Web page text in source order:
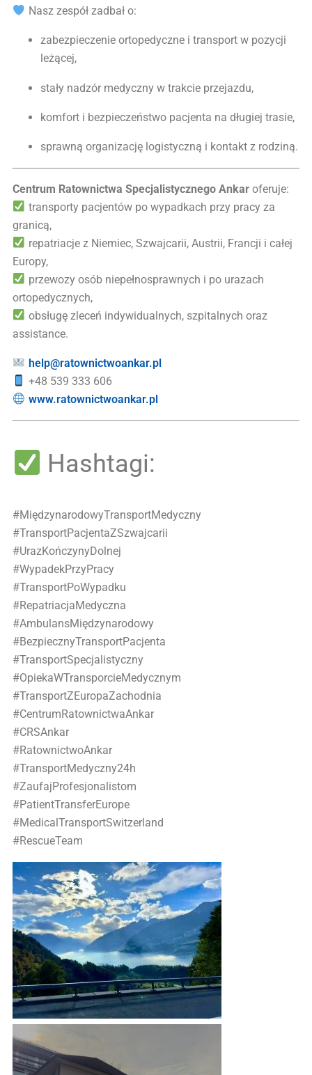
Nasz zespół zadbał o:
zabezpieczenie ortopedyczne i transport w pozycji
leżącej,
stały nadzór medyczny w trakcie przejazdu,
komfort i bezpieczeństwo pacjenta na długiej trasie,
sprawną organizację logistyczną i kontakt z rodziną.
Centrum Ratownictwa Specjalistycznego Ankar oferuje:
transporty pacjentów po wypadkach przy pracy za
granicą,
repatriacje z Niemiec, Szwajcarii, Austrii, Francji i całej
Europy,
przewozy osób niepełnosprawnych i po urazach
ortopedycznych,
obsługę zleceń indywidualnych, szpitalnych oraz
assistance.
help@ratownictwoankar.pl
+48 539 333 606
www.ratownictwoankar.pl
Hashtagi:
#MiędzynarodowyTransportMedyczny
#TransportPacjentaZSzwajcarii
#UrazKończynyDolnej
#WypadekPrzyPracy
#TransportPoWypadku
#RepatriacjaMedyczna
#AmbulansMiędzynarodowy
#BezpiecznyTransportPacjenta
#TransportSpecjalistyczny
#OpiekaWTransporcieMedycznym
#TransportZEuropaZachodnia
#CentrumRatownictwaAnkar
#CRSAnkar
#RatownictwoAnkar
#TransportMedyczny24h
#ZaufajProfesjonalistom
#PatientTransferEurope
#MedicalTransportSwitzerland
#RescueTeam